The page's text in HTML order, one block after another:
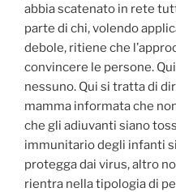
abbia scatenato in rete
parte di chi, volendo
debole, ritiene che
convincere le persone.
nessuno. Qui si tratta di
mamma informata che
che gli adiuvanti siano
immunitario degli infanti
protegga dai virus, altro
rientra nella tipologia di